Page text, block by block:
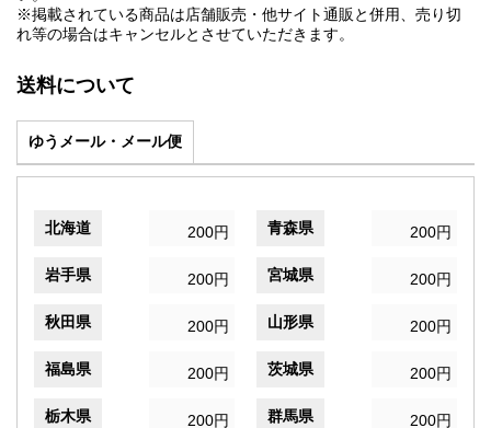
※掲載されている商品は店舗販売・他サイト通販と併用、売り切
れ等の場合はキャンセルとさせていただきます。
送料について
ゆうメール・メール便
北海道 200円 青森県 200円
岩手県 200円 宮城県 200円
秋田県 200円 山形県 200円
福島県 200円 茨城県 200円
栃木県 200円 群馬県 200円